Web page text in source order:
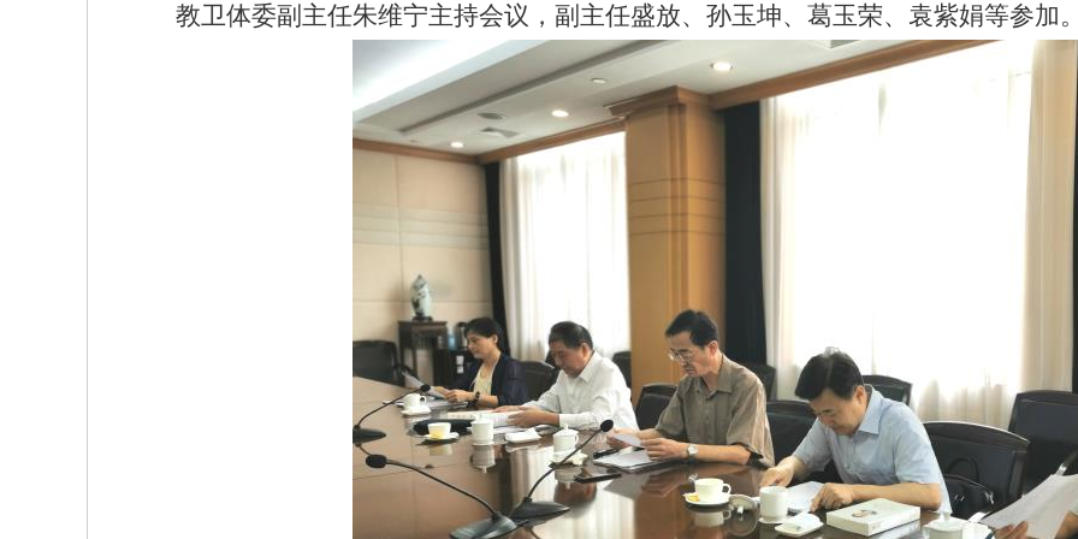
教卫体委副主任朱维宁主持会议，副主任盛放、孙玉坤、葛玉荣、袁紫娟等参加